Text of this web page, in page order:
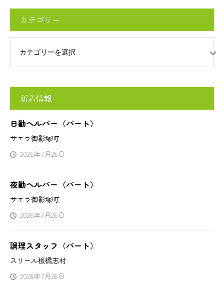
カテゴリー
新着情報
日勤ヘルパー（パート）
サエラ御影塚町
2026年7月26日
夜勤ヘルパー（パート）
サエラ御影塚町
2026年7月26日
調理スタッフ（パート）
スリール板橋志村
2026年7月26日